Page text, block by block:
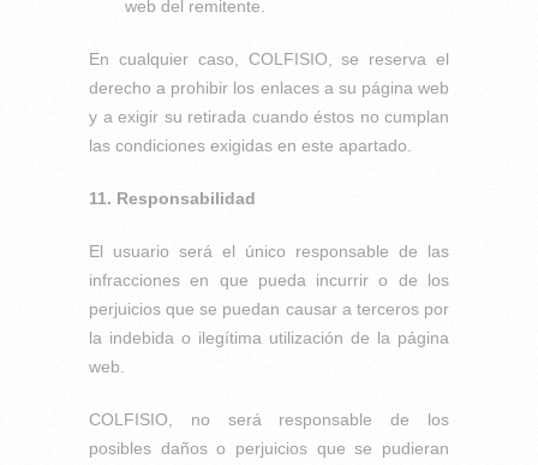
web del remitente.
En cualquier caso, COLFISIO, se reserva el
derecho a prohibir los enlaces a su página web
y a exigir su retirada cuando éstos no cumplan
las condiciones exigidas en este apartado.
11. Responsabilidad
El usuario será el único responsable de las
infracciones en que pueda incurrir o de los
perjuicios que se puedan causar a terceros por
la indebida o ilegítima utilización de la página
web.
COLFISIO, no será responsable de los
posibles daños o perjuicios que se pudieran